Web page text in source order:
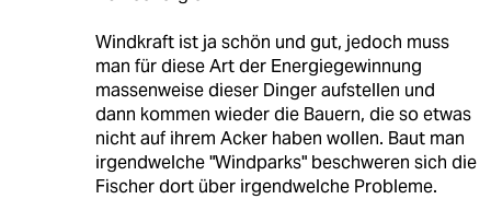
Windkraft ist ja schön und gut, jedoch muss
man für diese Art der Energiegewinnung
massenweise dieser Dinger aufstellen und
dann kommen wieder die Bauern, die so etwas
nicht auf ihrem Acker haben wollen. Baut man
irgendwelche "Windparks" beschweren sich die
Fischer dort über irgendwelche Probleme.